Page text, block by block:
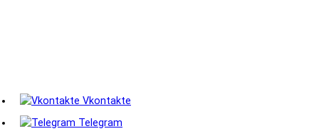
Vkontakte
Telegram